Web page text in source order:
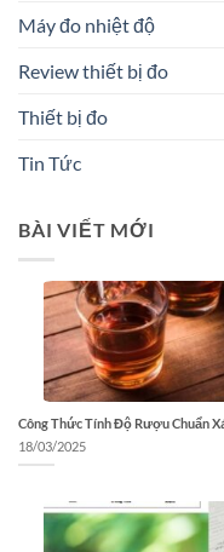
Máy đo nhiệt độ
Review thiết bị đo
Thiết bị đo
Tin Tức
BÀI VIẾT MỚI
Công Thức Tính Độ Rượu Chuẩn
18/03/2025